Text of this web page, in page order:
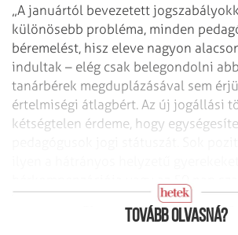
„A januártól bevezetett
különösebb probléma, minden
béremelést, hisz eleve nagyon
indultak – elég csak belegondolni
tanárbérek megduplázásával sem
értelmiségi átlagbért. Az új jogállási
kétségtelen érdeme, hogy
mondta el egy budai
Tovább olvasná?